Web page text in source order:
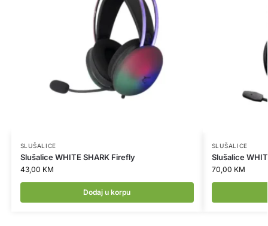
SLUŠALICE
Slušalice WHITE SHARK Firefly
43,00 KM
Dodaj u korpu
SLUŠALICE
Slušalice
70,00 KM